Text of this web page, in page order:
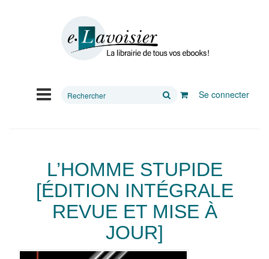
Rechercher
Se connecter
L’HOMME STUPIDE
[ÉDITION INTÉGRALE
REVUE ET MISE À
JOUR]